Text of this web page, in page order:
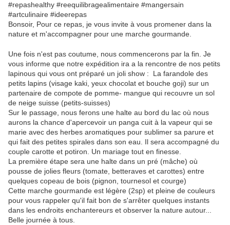
#repashealthy #reequilibragealimentaire #mangersain
#artculinaire #ideerepas
Bonsoir, Pour ce repas, je vous invite à vous promener dans la
nature et m'accompagner pour une marche gourmande.
Une fois n'est pas coutume, nous commencerons par la fin. Je
vous informe que notre expédition ira a la rencontre de nos petits
lapinous qui vous ont préparé un joli show : La farandole des
petits lapins (visage kaki, yeux chocolat et bouche goji) sur un
partenaire de compote de pomme- mangue qui recouvre un sol
de neige suisse (petits-suisses)
Sur le passage, nous ferons une halte au bord du lac où nous
aurons la chance d'apercevoir un panga cuit à la vapeur qui se
marie avec des herbes aromatiques pour sublimer sa parure et
qui fait des petites spirales dans son eau. Il sera accompagné du
couple carotte et potiron. Un mariage tout en finesse.
La première étape sera une halte dans un pré (mâche) où
pousse de jolies fleurs (tomate, betteraves et carottes) entre
quelques copeau de bois (pignon, tournesol et courge)
Cette marche gourmande est légère (2sp) et pleine de couleurs
pour vous rappeler qu'il fait bon de s'arrêter quelques instants
dans les endroits enchantereurs et observer la nature autour...
Belle journée à tous.